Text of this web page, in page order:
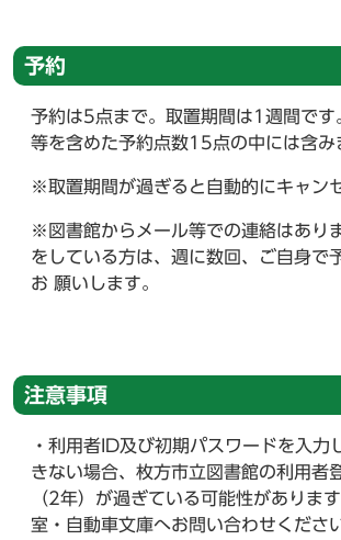
予約
予約は5点まで。取置期間は1週間で
等を含めた予約点数15点の中には含み
※取置期間が過ぎると自動的にキャン
※図書館からメール等での連絡はあり
をしている方は、週に数回、ご自身で
お 願いします。
注意事項
・利用者ID及び初期パスワードを入力
きない場合、枚方市立図書館の利用者
（2年）が過ぎている可能性がありま
室・自動車文庫へお問い合わせくださ